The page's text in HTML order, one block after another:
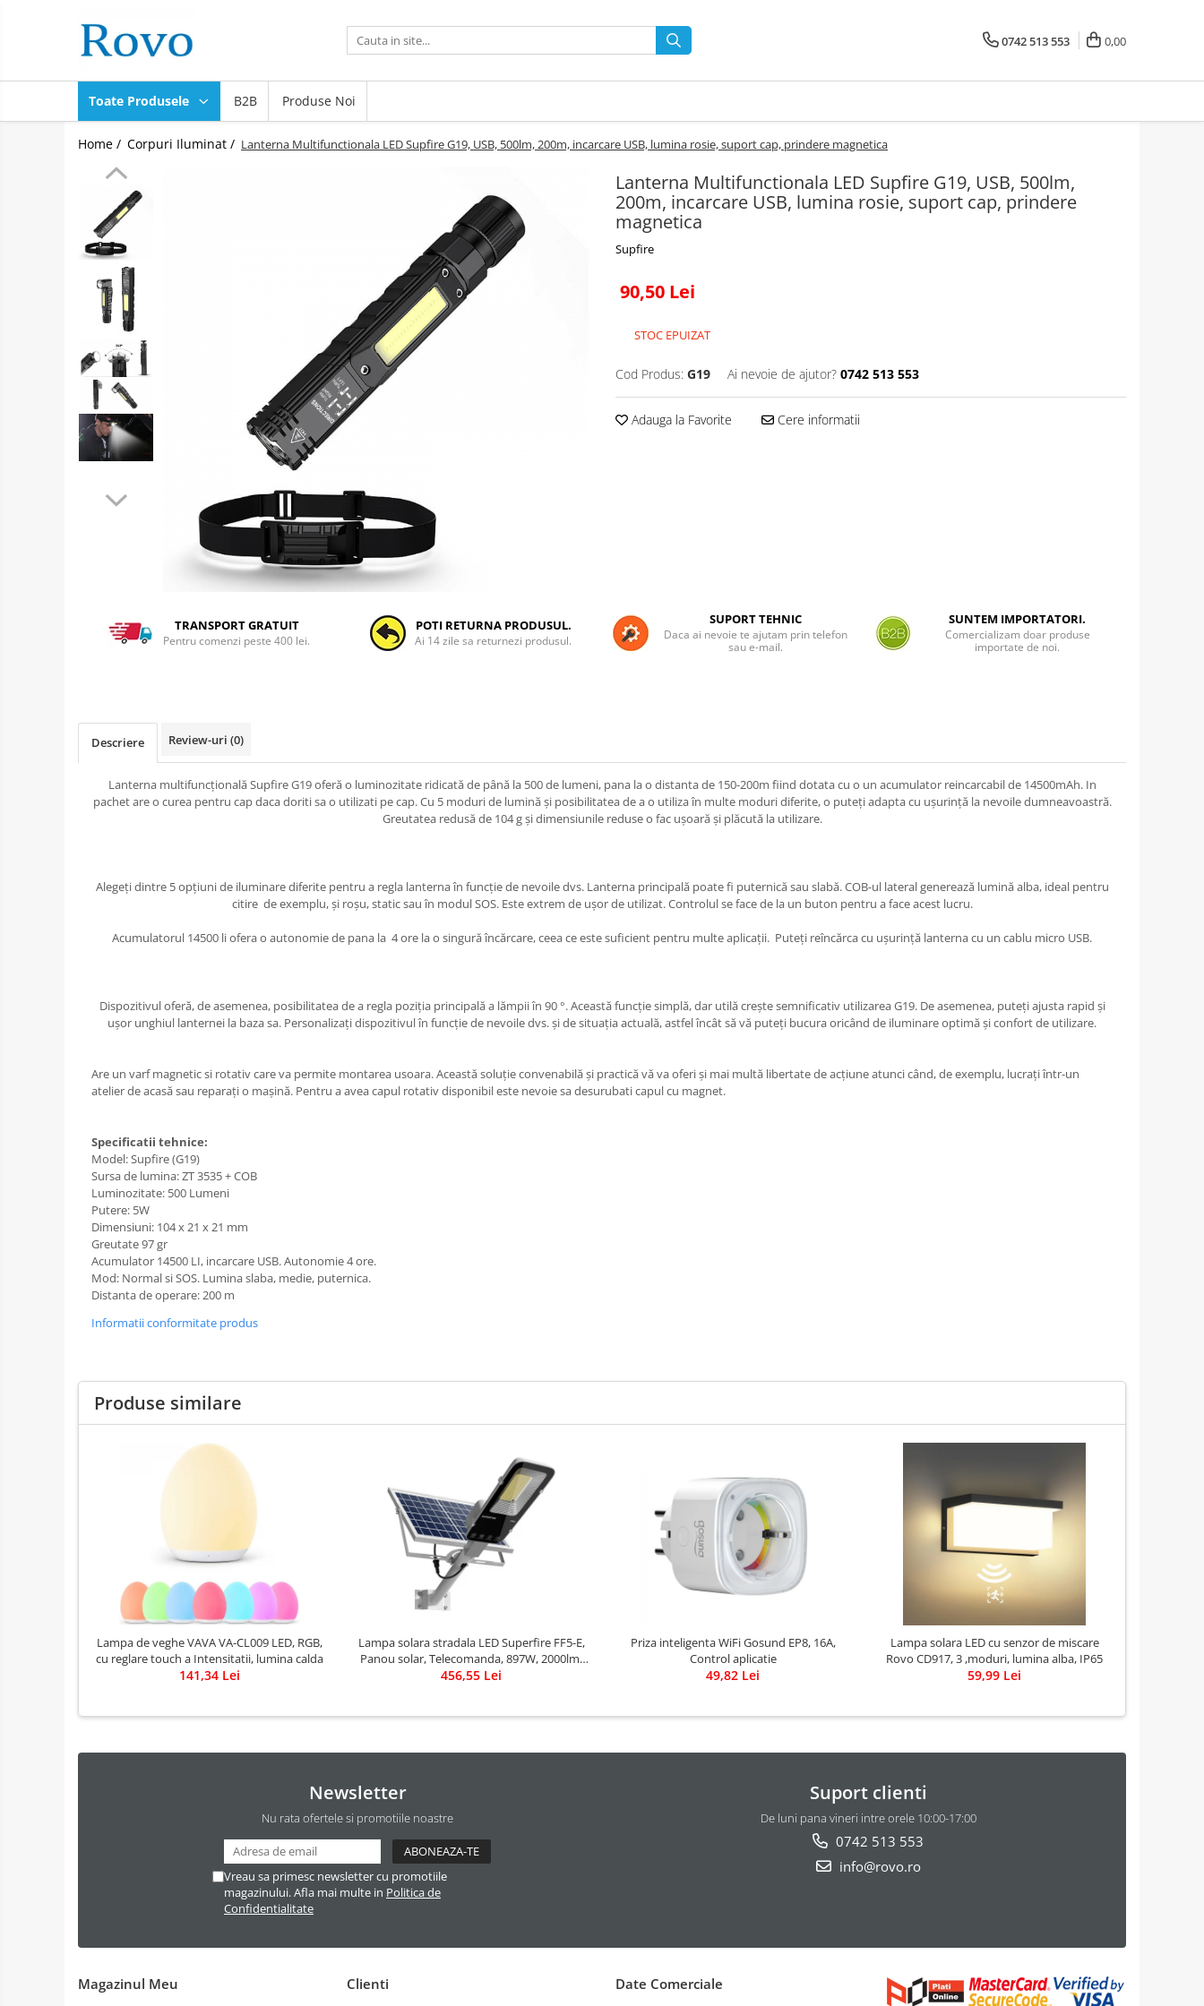
Toate Produsele
Corpuri de Iluminat
Intrerupatoare - Relee - Senzori
Prize - Prelungitoare - Sigurante
Produse Smart
Statie de incarcare masini
0742 513 553 0,00
Toate Produsele B2B Produse Noi
Home / Corpuri Iluminat / Lanterna Multifunctionala LED Supfire G19, USB, 500lm, 200m, incarcare USB, lumina rosie, suport cap, prindere magnetica
Lanterna Multifunctionala LED Supfire G19, USB, 500lm,
200m, incarcare USB, lumina rosie, suport cap, prindere
magnetica
Supfire
90,50 Lei
STOC EPUIZAT
Cod Produs: G19 Ai nevoie de ajutor? 0742 513 553
Adauga la Favorite Cere informatii
TRANSPORT GRATUIT
Pentru comenzi peste 400 lei.
POTI RETURNA PRODUSUL.
Ai 14 zile sa returnezi produsul.
SUPORT TEHNIC
Daca ai nevoie te ajutam prin telefon
sau e-mail.
SUNTEM IMPORTATORI.
Comercializam doar produse
importate de noi.
Descriere Review-uri (0)
Lanterna multifuncțională Supfire G19 oferă o luminozitate ridicată de până la 500 de lumeni, pana la o distanta de 150-200m fiind dotata cu o un acumulator reincarcabil de 14500mAh. In
pachet are o curea pentru cap daca doriti sa o utilizati pe cap. Cu 5 moduri de lumină și posibilitatea de a o utiliza în multe moduri diferite, o puteți adapta cu ușurință la nevoile dumneavoastră.
Greutatea redusă de 104 g și dimensiunile reduse o fac ușoară și plăcută la utilizare.
Alegeți dintre 5 opțiuni de iluminare diferite pentru a regla lanterna în funcție de nevoile dvs. Lanterna principală poate fi puternică sau slabă. COB-ul lateral generează lumină alba, ideal pentru
citire de exemplu, și roșu, static sau în modul SOS. Este extrem de ușor de utilizat. Controlul se face de la un buton pentru a face acest lucru.
Acumulatorul 14500 li ofera o autonomie de pana la 4 ore la o singură încărcare, ceea ce este suficient pentru multe aplicații. Puteți reîncărca cu ușurință lanterna cu un cablu micro USB.
Dispozitivul oferă, de asemenea, posibilitatea de a regla poziția principală a lămpii în 90 °. Această funcție simplă, dar utilă crește semnificativ utilizarea G19. De asemenea, puteți ajusta rapid și
ușor unghiul lanternei la baza sa. Personalizați dispozitivul în funcție de nevoile dvs. și de situația actuală, astfel încât să vă puteți bucura oricând de iluminare optimă și confort de utilizare.
Are un varf magnetic si rotativ care va permite montarea usoara. Această soluție convenabilă și practică vă va oferi și mai multă libertate de acțiune atunci când, de exemplu, lucrați într-un
atelier de acasă sau reparați o mașină. Pentru a avea capul rotativ disponibil este nevoie sa desurubati capul cu magnet.
Specificatii tehnice:
Model: Supfire (G19)
Sursa de lumina: ZT 3535 + COB
Luminozitate: 500 Lumeni
Putere: 5W
Dimensiuni: 104 x 21 x 21 mm
Greutate 97 gr
Acumulator 14500 LI, incarcare USB. Autonomie 4 ore.
Mod: Normal si SOS. Lumina slaba, medie, puternica.
Distanta de operare:200 m
Informatii conformitate produs
Produse similare
Lampa de veghe VAVA VA-CL009 LED, RGB,
cu reglare touch a Intensitatii, lumina calda
141,34 Lei
Lampa solara stradala LED Superfire FF5-E,
Panou solar, Telecomanda, 897W, 2000lm,
20000mAh
456,55 Lei
Priza inteligenta WiFi Gosund EP8, 16A,
Control aplicatie
49,82 Lei
Lampa solara LED cu senzor de miscare
Rovo CD917, 3 ,moduri, lumina alba, IP65
59,99 Lei
Newsletter
Nu rata ofertele si promotiile noastre
Vreau sa primesc newsletter cu promotiile
magazinului. Afla mai multe in Politica de
Confidentialitate
Suport clienti
De luni pana vineri intre orele 10:00-17:00
0742 513 553
info@rovo.ro
Magazinul Meu Clienti Date Comerciale